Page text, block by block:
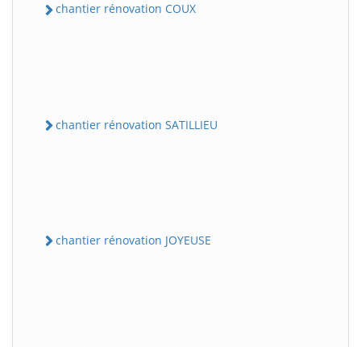
chantier rénovation COUX
chantier rénovation SATILLIEU
chantier rénovation JOYEUSE